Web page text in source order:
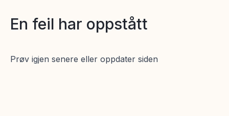
En feil har oppstått
Prøv igjen senere eller oppdater siden